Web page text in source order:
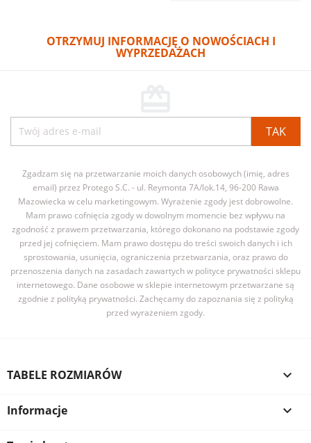
OTRZYMUJ INFORMACJĘ O NOWOŚCIACH I
WYPRZEDAŻACH
Zgadzam się na przetwarzanie moich danych osobowych (imię, adres
email) przez Protego S.C. - ul. Reymonta 7A/lok.14, 96-200 Rawa
Mazowiecka w celu marketingowym. Wyrażenie zgody jest dobrowolne.
Mam prawo cofnięcia zgody w dowolnym momencie bez wpływu na
zgodność z prawem przetwarzania, którego dokonano na podstawie zgody
przed jej cofnięciem. Mam prawo dostępu do treści swoich danych i ich
sprostowania, usunięcia, ograniczenia przetwarzania, oraz prawo do
przenoszenia danych na zasadach zawartych w polityce prywatności sklepu
internetowego. Dane osobowe w sklepie internetowym przetwarzane są
zgodnie z polityką prywatności. Zachęcamy do zapoznania się z polityką
przed wyrażeniem zgody.
TABELE ROZMIARÓW 
Informacje 